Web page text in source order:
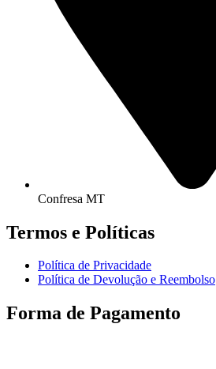
Confresa MT
Termos e Políticas
Política de Privacidade
Política de Devolução e Reembolso
Forma de Pagamento